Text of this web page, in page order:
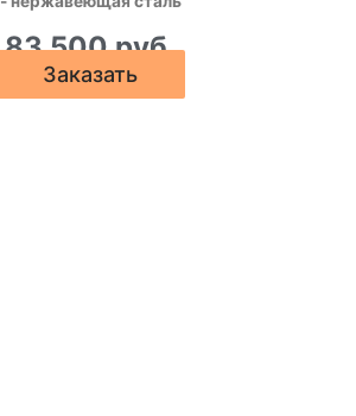
83 500 руб.
Заказать